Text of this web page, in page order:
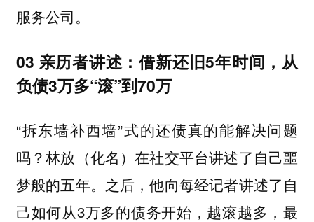
服务公司。
03 亲历者讲述：借新还旧5年时间，从
负债3万多“滚”到70万
“拆东墙补西墙”式的还债真的能解决问题
吗？林放（化名）在社交平台讲述了自己噩
梦般的五年。之后，他向每经记者讲述了自
己如何从3万多的债务开始，越滚越多，最